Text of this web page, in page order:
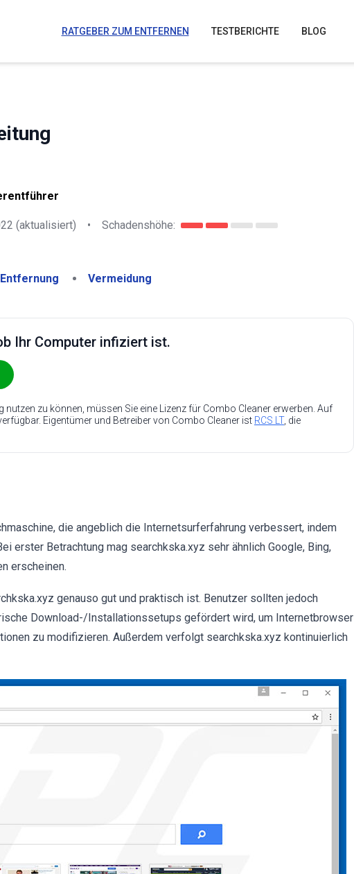
RATGEBER ZUM ENTFERNEN TESTBERICHTE BLOG
(aktualisiert) • Schadenshöhe:
Entfernung Vermeidung
Ihr Computer infiziert ist.
zu können, müssen Sie eine Lizenz für Combo Cleaner erwerben. Auf
Eigentümer und Betreiber von Combo Cleaner ist RCS LT, die
die angeblich die Internetsurferfahrung verbessert, indem
erster Betrachtung mag searchkska.xyz sehr ähnlich Google, Bing,
erscheinen.
genauso gut und praktisch ist. Benutzer sollten jedoch
Download-/Installationssetups gefördert wird, um Internetbrowser
zu modifizieren. Außerdem verfolgt searchkska.xyz kontinuierlich